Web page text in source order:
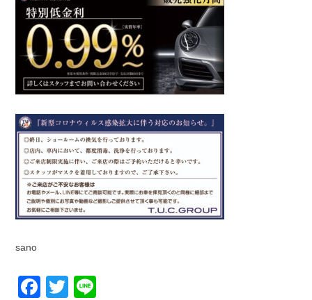
sano
Facebook
Twitter